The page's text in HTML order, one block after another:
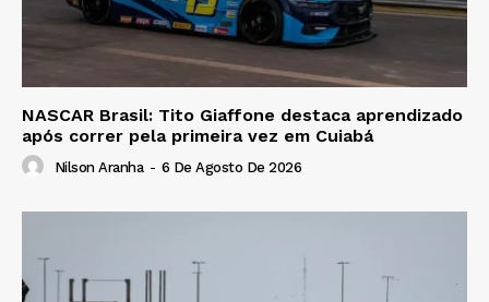
NASCAR Brasil: Tito Giaffone destaca aprendizado
após correr pela primeira vez em Cuiabá
Nilson Aranha - 6 De Agosto De 2026